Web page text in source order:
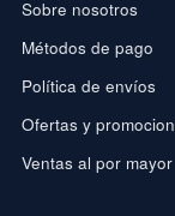
Sobre nosotros
Métodos de pago
Política de envíos
Ofertas y
Ventas al por mayor